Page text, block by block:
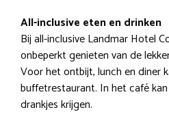
All-inclusive eten en drinken
Bij all-inclusive Landmar Hotel
onbeperkt genieten van de
Voor het ontbijt, lunch en diner
buffetrestaurant. In het café
drankjes krijgen.